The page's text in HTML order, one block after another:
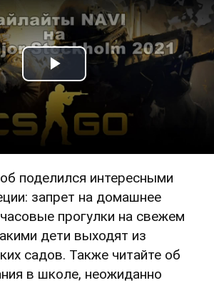
Play Video
поделился интересными
запрет на домашнее
прогулки на свежем
дети выходят из
садов. Также читайте об
в школе, неожиданно